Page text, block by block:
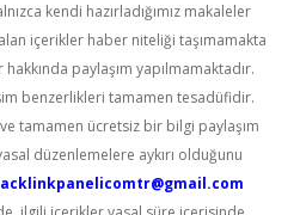
kendi hazırladığımız makaleler
içerikler haber niteliği taşımamakta
paylaşım yapılmamaktadır.
benzerlikleri tamamen tesadüfidir.
tamamen ücretsiz bir bilgi paylaşım
düzenlemelere aykırı olduğunu